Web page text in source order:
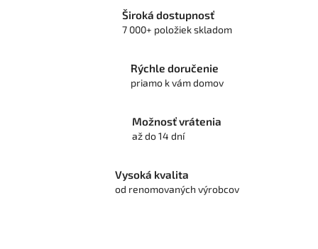
Široká dostupnosť
7 000+ položiek skladom
Rýchle doručenie
priamo k vám domov
Možnosť vrátenia
až do 14 dní
Vysoká kvalita
od renomovaných výrobcov